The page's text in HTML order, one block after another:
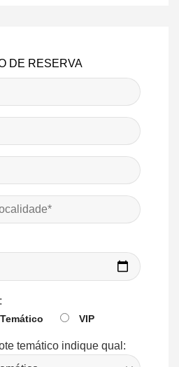
DE RESERVA
Temático VIP
temático indique qual: